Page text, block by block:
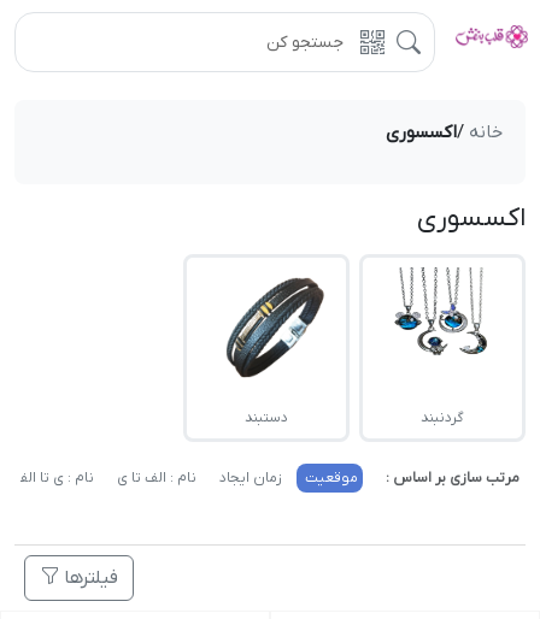
خانه /اکسسوری‌
اکسسوری‌
گردنبند دستبند
مرتب سازی بر اساس : موقعیت زمان ایجاد نام : الف تا ی نام : ی تا الف
فیلترها